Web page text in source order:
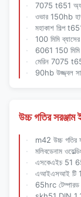
7075 t651
ওভার 150hb
মহাকাশ শিল্প
100 মিমি
6061 150 মিমি
মেরিন 7075
90hb উজ্জ্বল
উচ্চ গতির সরঞ্জাম
m42 উচ্চ গতির
মলিবডেনাম
এসকেএইচ 51 65
এআইএসআই টি 1
65hrc টেম্পারড